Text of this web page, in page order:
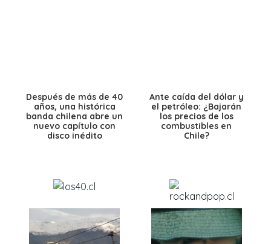
Después de más de 40
años, una histórica
banda chilena abre un
nuevo capítulo con
disco inédito
Ante caída del dólar y
el petróleo: ¿Bajarán
los precios de los
combustibles en
Chile?